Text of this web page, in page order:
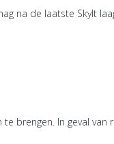
na de laatste Skylt
brengen. In geval